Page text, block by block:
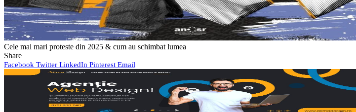
Cele mai mari proteste din 2025 & cum au schimbat lumea
Share
Facebook Twitter LinkedIn Pinterest Email